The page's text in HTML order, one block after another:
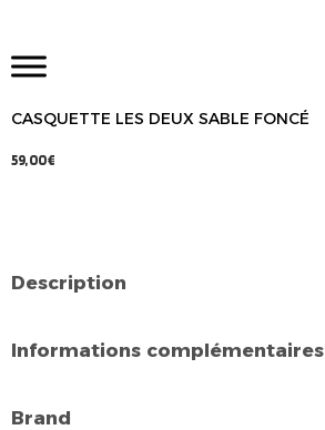
CASQUETTE LES DEUX SABLE FONCÉ
59,00€
Description
Informations complémentaires
Brand